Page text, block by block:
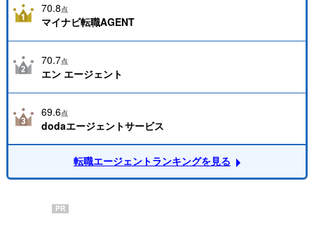
70.8点
マイナビ転職AGENT
70.7点
エン エージェント
69.6点
dodaエージェントサービス
転職エージェントランキングを見る
PR